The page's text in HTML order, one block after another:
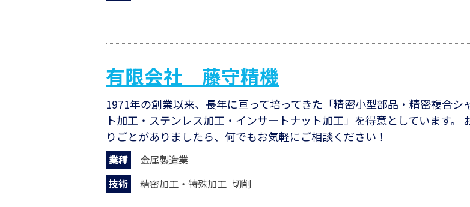
有限会社 藤守精機
1971年の創業以来、長年に亘って培ってきた「精密小型部品・精密複合シ
ト加工・ステンレス加工・インサートナット加工」を得意としています。
りごとがありましたら、何でもお気軽にご相談ください！
業種
金属製造業
技術
精密加工・特殊加工 切削